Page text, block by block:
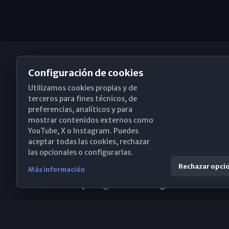
Obispado de Málaga
Santa María, 18-20. 29015 Málaga
(+34) 952 224 386
Configuración de cookies
Utilizamos cookies propias y de
terceros para fines técnicos, de
preferencias, analíticos y para
mostrar contenidos externos como
YouTube, X o Instagram. Puedes
aceptar todas las cookies, rechazar
las opcionales o configurarlas.
Más información Rechazar